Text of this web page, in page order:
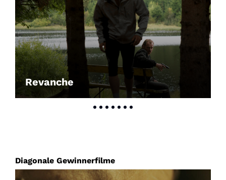
Revanche
Diagonale Gewinnerfilme